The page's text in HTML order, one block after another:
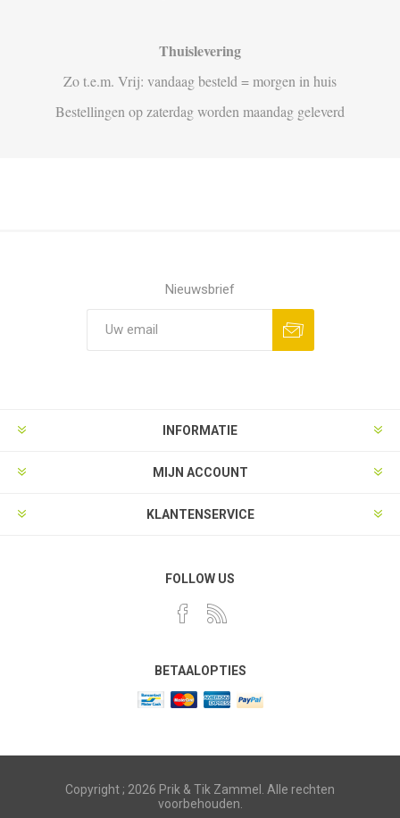
Thuislevering
Zo t.e.m. Vrij: vandaag besteld = morgen in huis
Bestellingen op zaterdag worden maandag geleverd
Nieuwsbrief
INFORMATIE
MIJN ACCOUNT
KLANTENSERVICE
FOLLOW US
BETAALOPTIES
Copyright ; 2026 Prik & Tik Zammel. Alle rechten
voorbehouden.